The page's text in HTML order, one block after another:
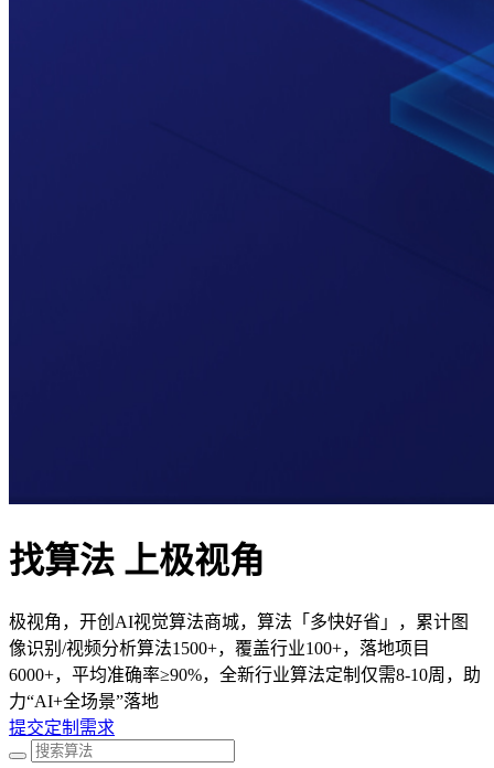
找算法 上极视角
极视角，开创AI视觉算法商城，算法「多快好省」，累计图
像识别/视频分析算法1500+，覆盖行业100+，落地项目
6000+，平均准确率≥90%，全新行业算法定制仅需8-10周，助
力“AI+全场景”落地
提交定制需求